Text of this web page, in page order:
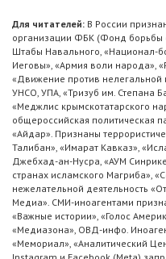
Для читателей: В России
организации ФБК (Фонд борьбы
Штабы Навального, «Национал-
Иеговы», «Армия воли народа»,
«Движение против нелегальной
УНСО, УПА, «Тризуб им. Степана
«Меджлис крымскотатарского
общероссийская политическая
«Айдар». Признаны
Талибан», «Имарат Кавказ»,
Джебхад-ан-Нусра, «АУМ
странах исламского Магриба»,
нежелательной деятельность
Медиа». СМИ-иноагентами
«Важные истории», «Голос
«Медиазона», ОВД-инфо.
«Мемориал», «Аналитический